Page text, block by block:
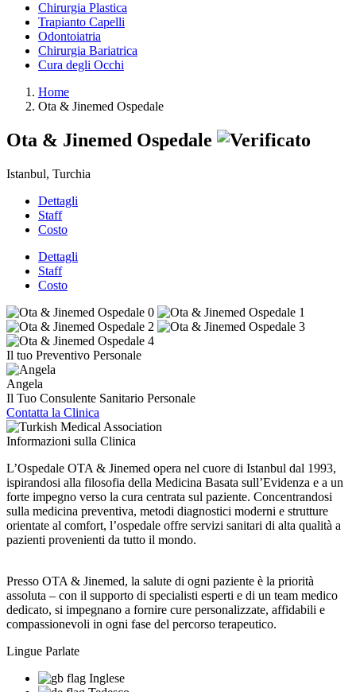
Chirurgia Plastica
Trapianto Capelli
Odontoiatria
Chirurgia Bariatrica
Cura degli Occhi
Home
Ota & Jinemed Ospedale
Ota & Jinemed Ospedale
Istanbul, Turchia
Dettagli
Staff
Costo
Dettagli
Staff
Costo
Il tuo Preventivo Personale
Angela
Il Tuo Consulente Sanitario Personale
Contatta la Clinica
Informazioni sulla Clinica
L’Ospedale OTA & Jinemed opera nel cuore di Istanbul dal 1993,
ispirandosi alla filosofia della Medicina Basata sull’Evidenza e a un
forte impegno verso la cura centrata sul paziente. Concentrandosi
sulla medicina preventiva, metodi diagnostici moderni e strutture
orientate al comfort, l’ospedale offre servizi sanitari di alta qualità a
pazienti provenienti da tutto il mondo.
Presso OTA & Jinemed, la salute di ogni paziente è la priorità
assoluta – con il supporto di specialisti esperti e di un team medico
dedicato, si impegnano a fornire cure personalizzate, affidabili e
compassionevoli in ogni fase del percorso terapeutico.
Lingue Parlate
Inglese